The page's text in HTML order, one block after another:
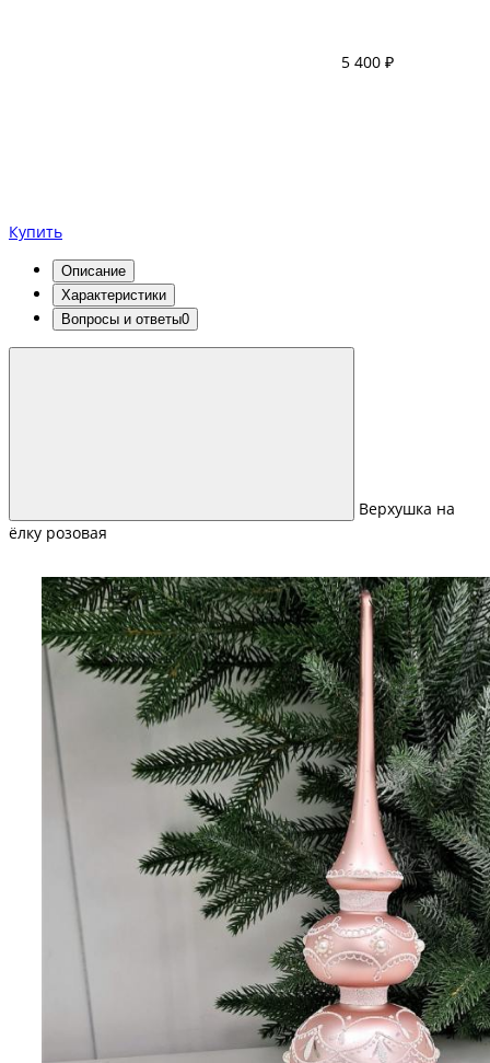
5 400 ₽
Купить
Описание
Характеристики
Вопросы и ответы0
Верхушка на
ёлку розовая